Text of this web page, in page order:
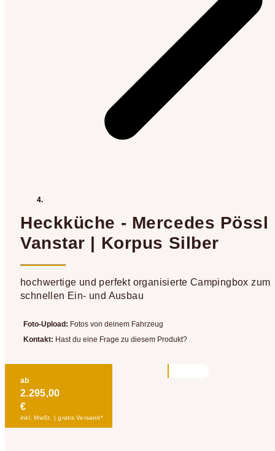
Heckküche - Mercedes Pössl
Vanstar | Korpus Silber
hochwertige und perfekt organisierte Campingbox zum
schnellen Ein- und Ausbau
Foto-Upload: Fotos von deinem Fahrzeug
Kontakt: Hast du eine Frage zu diesem Produkt?
ab
2.295,00
€
inkl. MwSt. | gratis Versand*